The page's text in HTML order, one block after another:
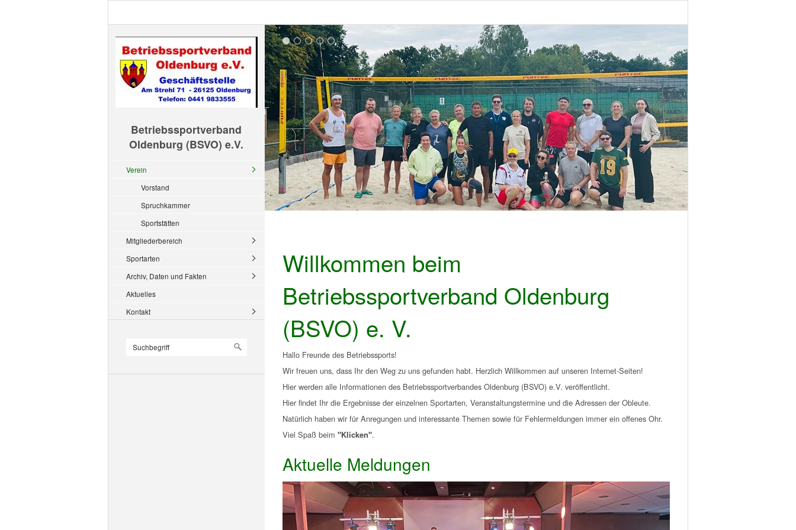
Betriebssportverband
Oldenburg (BSVO) e.V.
Verein
Vorstand
Spruchkammer
Sportstätten
Mitgliederbereich
Sportarten
Archiv, Daten und Fakten
Aktuelles
Kontakt
Willkommen beim
Betriebssportverband Oldenburg
(BSVO) e. V.
Hallo Freunde des Betriebssports!
Wir freuen uns, dass Ihr den Weg zu uns gefunden habt. Herzlich Willkommen auf unseren Internet-Seiten!
Hier werden alle Informationen des Betriebssportverbandes Oldenburg (BSVO) e.V. veröffentlicht.
Hier findet Ihr die Ergebnisse der einzelnen Sportarten, Veranstaltungstermine und die Adressen der Obleute.
Natürlich haben wir für Anregungen und interessante Themen sowie für Fehlermeldungen immer ein offenes Ohr.
Viel Spaß beim"Klicken".
Aktuelle Meldungen